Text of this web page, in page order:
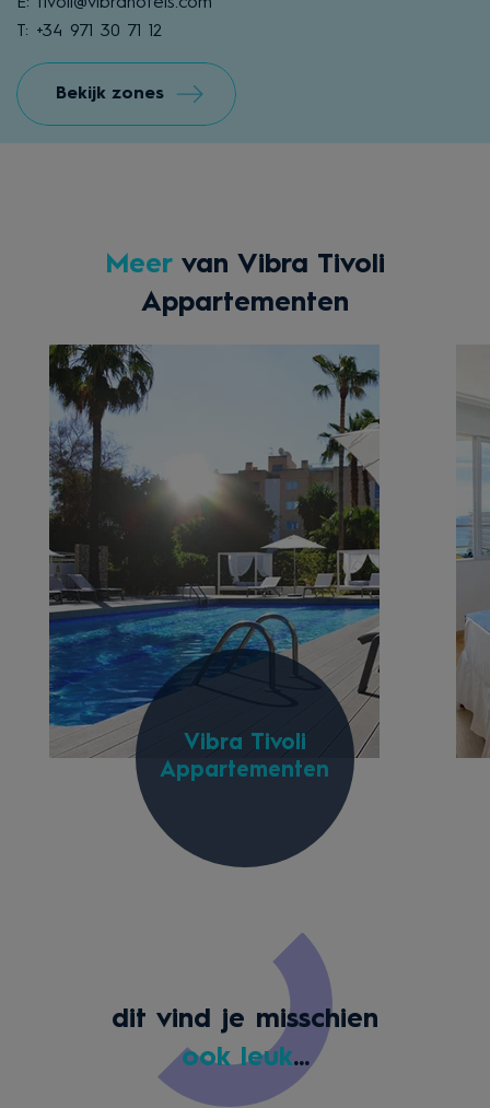
T: +34 971 30 71 12
Bekijk zones
Meervan Vibra Tivoli
Appartementen
Vibra Tivoli
Appartementen
dit vind je misschien
ook leuk...